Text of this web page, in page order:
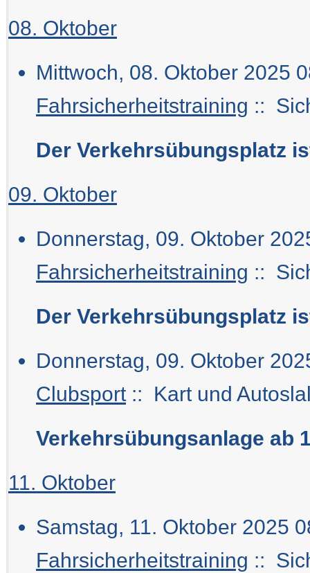
08. Oktober
Mittwoch, 08. Oktober 2025
Fahrsicherheitstraining ::
Der Verkehrsübungsplatz
09. Oktober
Donnerstag, 09. Oktober
Fahrsicherheitstraining ::
Der Verkehrsübungsplatz
Donnerstag, 09. Oktober
Clubsport:: Kart und
Verkehrsübungsanlage ab
11. Oktober
Samstag, 11. Oktober 2025
Fahrsicherheitstraining ::